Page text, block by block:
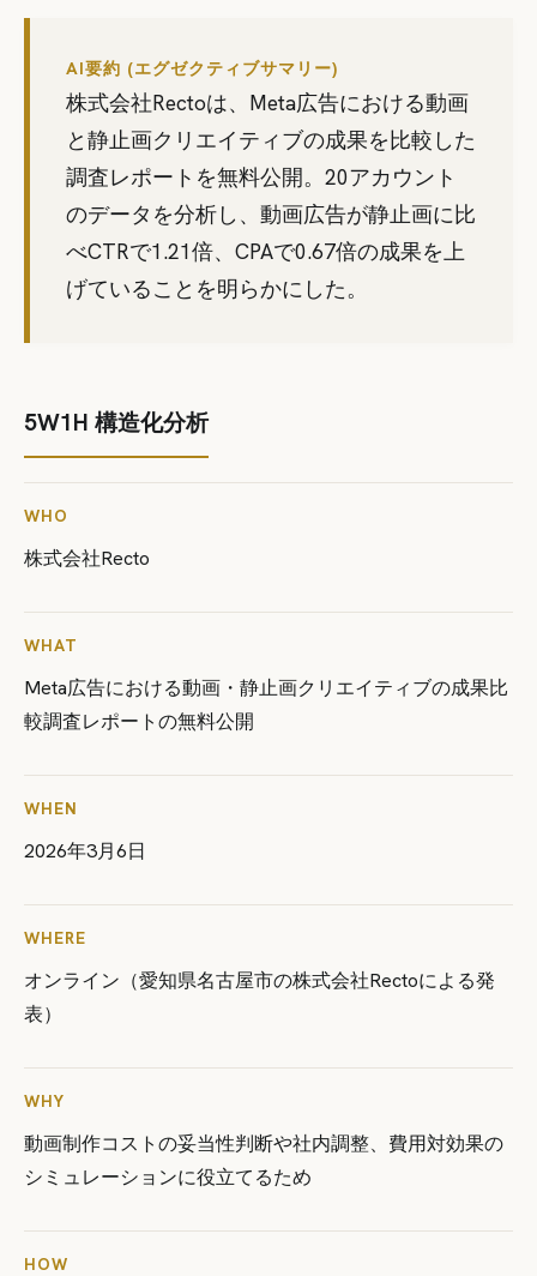
AI要約 (エグゼクティブサマリー)
株式会社Rectoは、Meta広告における動画
と静止画クリエイティブの成果を比較した
調査レポートを無料公開。20アカウント
のデータを分析し、動画広告が静止画に比
べCTRで1.21倍、CPAで0.67倍の成果を上
げていることを明らかにした。
5W1H 構造化分析
WHO
株式会社Recto
WHAT
Meta広告における動画・静止画クリエイティブの成果比
較調査レポートの無料公開
WHEN
2026年3月6日
WHERE
オンライン（愛知県名古屋市の株式会社Rectoによる発
表）
WHY
動画制作コストの妥当性判断や社内調整、費用対効果の
シミュレーションに役立てるため
HOW